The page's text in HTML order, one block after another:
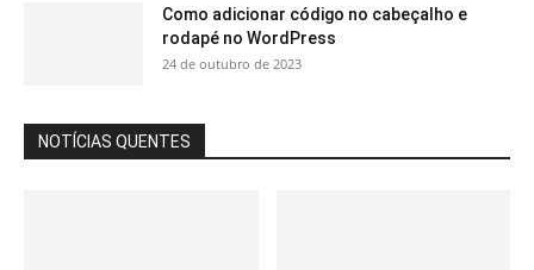
Como adicionar código no cabeçalho e
rodapé no WordPress
24 de outubro de 2023
NOTÍCIAS QUENTES